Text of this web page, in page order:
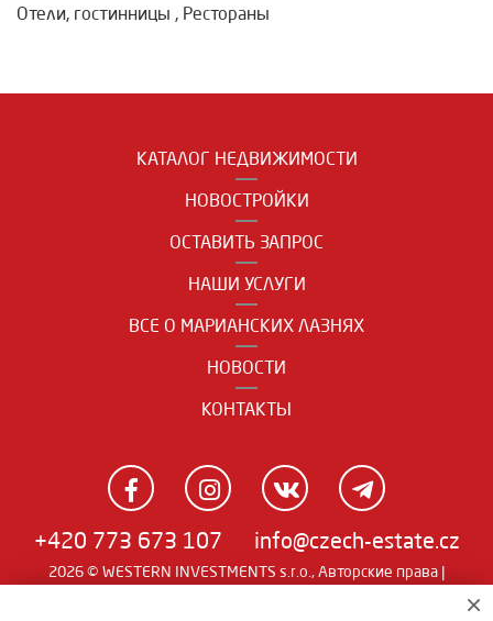
Отели, гостинницы , Рестораны
КАТАЛОГ НЕДВИЖИМОСТИ
НОВОСТРОЙКИ
ОСТАВИТЬ ЗАПРОС
НАШИ УСЛУГИ
ВСЕ О МАРИАНСКИХ ЛАЗНЯХ
НОВОСТИ
КОНТАКТЫ
+420 773 673 107 info@czech-estate.cz
2026 © WESTERN INVESTMENTS s.r.o., Авторские права |
×